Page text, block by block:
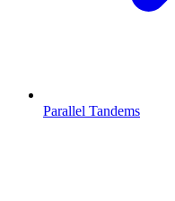
Parallel Tandems